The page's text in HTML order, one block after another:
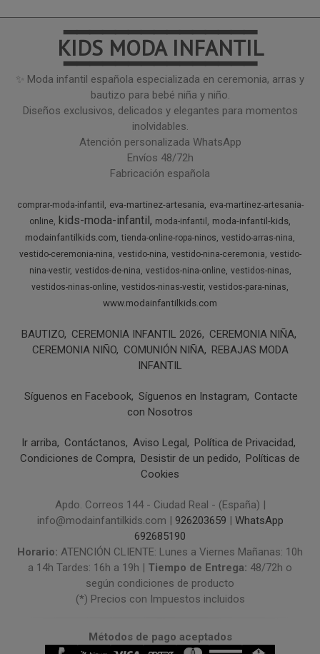
━━━━━━━━━━━━━━━
KIDS MODA INFANTIL
━━━━━━━━━━━━━━━
✨ Moda infantil española especializada en ceremonia, arras y
bautizo para bebé niña y niño.
Diseños exclusivos, delicados y elegantes para momentos
inolvidables.
Atención personalizada WhatsApp
Envíos 48/72h
Fabricación española
comprar-moda-infantil eva-martinez-artesania
eva-martinez-artesania-
online kids-moda-infantil moda-infantil
moda-infantil-kids
modainfantilkids.com tienda-online-ropa-ninos vestido-arras-nina
vestido-ceremonia-nina vestido-nina vestido-nina-ceremonia vestido-
nina-vestir vestidos-de-nina vestidos-nina-online vestidos-ninas
vestidos-ninas-online vestidos-ninas-vestir vestidos-para-ninas
www.modainfantilkids.com
BAUTIZO CEREMONIA INFANTIL 2026
CEREMONIA NIÑA
CEREMONIA NIÑO COMUNIÓN NIÑA REBAJAS MODA
INFANTIL
Síguenos en Facebook Síguenos en Instagram
Contacte
con Nosotros
Ir arriba Contáctanos Aviso Legal
Política de Privacidad
Condiciones de Compra
Desistir de un pedido
Políticas de
Cookies
Apdo. Correos 144 - Ciudad Real - (España) |
info@modainfantilkids.com | 926203659 | WhatsApp
692685190
Horario: ATENCIÓN CLIENTE: Lunes a Viernes Mañanas: 10h
a 14h Tardes: 16h a 19h | Tiempo de Entrega: 48/72h o
según condiciones de producto
(*) Precios con Impuestos incluidos
Métodos de pago aceptados